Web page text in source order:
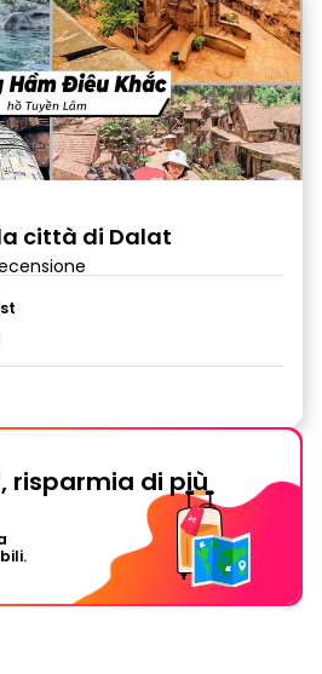
città di Dalat
risparmia di più